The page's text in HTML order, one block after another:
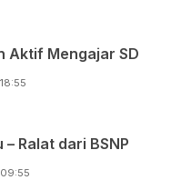
Aktif Mengajar SD
Ralat dari BSNP